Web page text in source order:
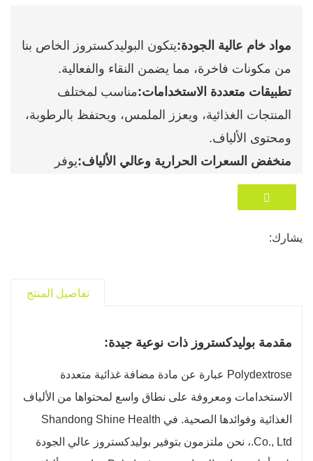
مواد خام عالية الجودة:يتكون البوليدكستروز الخاص بنا
من مكونات فاخرة، مما يضمن النقاء والفعالية.
تطبيقات متعددة الاستخدامات:مناسب لمختلف
المنتجات الغذائية، ويعزز الملمس، ويحتفظ بالرطوبة،
ومحتوى الألياف.
منخفض السعرات الحرارية وعالي الألياف:يوفر
الألياف الغذائية بأقل سعرات حرارية، وهو مثالي
للمستهلكين المهتمين بالصحة.
آمنة ومعتمدة:
تم تصنيعه في أحدث المرافق مع
يشارك:
تفاصيل المنتج
مقدمة بوليدكستروز ذات نوعية جيدة:
Polydextrose عبارة عن مادة مضافة غذائية متعددة
الاستخدامات ومعروفة على نطاق واسع لمحتواها من الألياف
الغذائية وفوائدها الصحية. في Shandong Shine Health
Co., Ltd.، نحن ملتزمون بتوفير بوليدكستروز عالي الجودة